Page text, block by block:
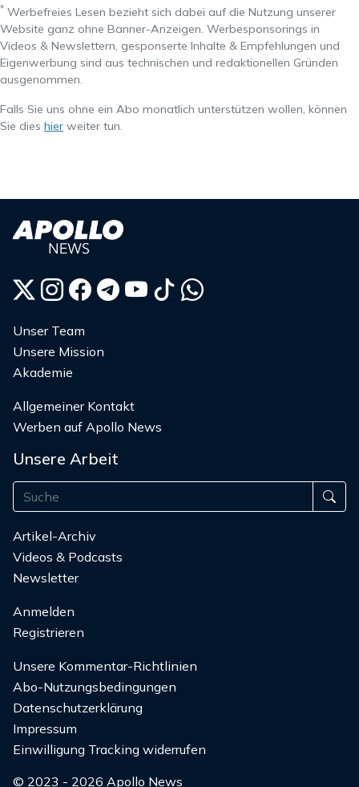
* Werbefreies Lesen bezieht sich dabei auf die Nutzung unserer
Website ganz ohne Banner-Anzeigen. Werbesponsorings in
Videos & Newslettern, gesponserte Inhalte & Empfehlungen und
Eigenwerbung sind aus technischen und redaktionellen Gründen
ausgenommen.
Falls Sie uns ohne ein Abo monatlich unterstützen wollen, können
Sie dies hier weiter tun.
Unser Team
Unsere Mission
Akademie
Allgemeiner Kontakt
Werben auf Apollo News
Unsere Arbeit
Artikel-Archiv
Videos & Podcasts
Newsletter
Anmelden
Registrieren
Unsere Kommentar-Richtlinien
Abo-Nutzungsbedingungen
Datenschutzerklärung
Impressum
Einwilligung Tracking widerrufen
© 2023 - 2026 Apollo News